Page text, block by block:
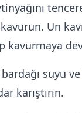
Un
kavurmaya
suyu
karıştırın.